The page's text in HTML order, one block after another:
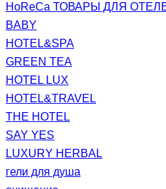
HoReCa ТОВАРЫ ДЛЯ
BABY
HOTEL&SPA
GREEN TEA
HOTEL LUX
HOTEL&TRAVEL
THE HOTEL
SAY YES
LUXURY HERBAL
гели для душа